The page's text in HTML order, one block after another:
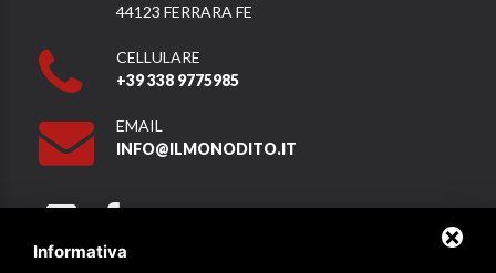
44123 FERRARA FE
CELLULARE
+39 338 9775985
EMAIL
INFO@ILMONODITO.IT
Informativa